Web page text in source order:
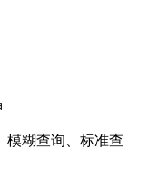
模糊查询、标准查